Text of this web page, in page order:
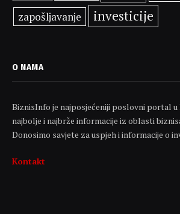
zapošljavanje investicije
O NAMA
BiznisInfo je najposjećeniji poslovni portal u
najbolje i najbrže informacije iz oblasti
Donosimo savjete za uspjeh i informacije o
Kontakt